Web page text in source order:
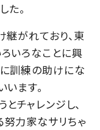
た。
継がれており、東
いろなことに興
訓練の助けにな
ます。
チャレンジし、
力家なサリちゃ